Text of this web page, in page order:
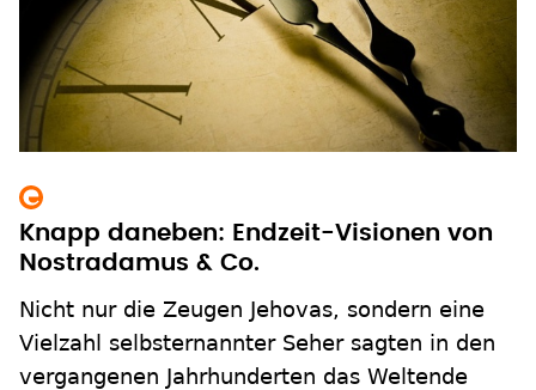
Knapp daneben: Endzeit-Visionen von
Nostradamus & Co.
Nicht nur die Zeugen Jehovas, sondern eine
Vielzahl selbsternannter Seher sagten in den
vergangenen Jahrhunderten das Weltende